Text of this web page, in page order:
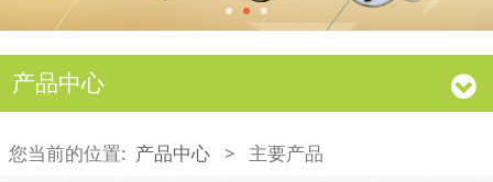
产品中心
您当前的位置: 产品中心 > 主要产品